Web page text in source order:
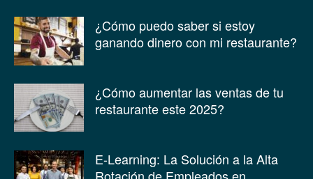
¿Cómo puedo saber si estoy
ganando dinero con mi restaurante?
¿Cómo aumentar las ventas de tu
restaurante este 2025?
E-Learning: La Solución a la Alta